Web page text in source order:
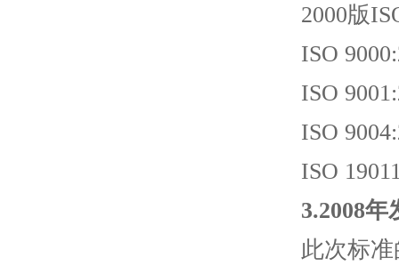
2000版
ISO
ISO
ISO
ISO
3.2008
此次标